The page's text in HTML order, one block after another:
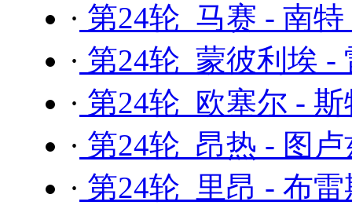
· 第24轮 马赛 - 南特
· 第24轮 蒙彼利埃 -
· 第24轮 欧塞尔 -
· 第24轮 昂热 - 图
· 第24轮 里昂 - 布